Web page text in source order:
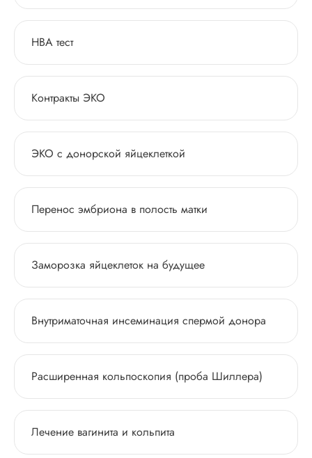
НВА тест
Контракты ЭКО
ЭКО с донорской яйцеклеткой
Перенос эмбриона в полость матки
Заморозка яйцеклеток на будущее
Внутриматочная инсеминация спермой донора
Расширенная кольпоскопия (проба Шиллера)
Лечение вагинита и кольпита